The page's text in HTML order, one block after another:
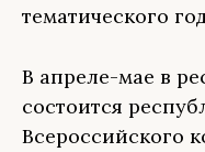
тематического
В апреле-мае в
состоится
Всероссийского